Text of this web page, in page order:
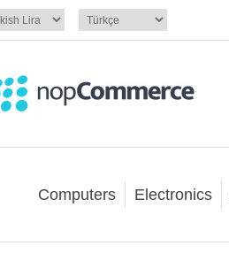
Computers Electronics